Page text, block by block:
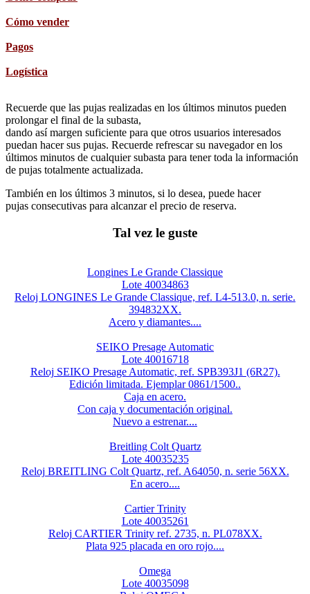
Cómo vender
Pagos
Logística
Recuerde que las pujas realizadas en los últimos minutos pueden
prolongar el final de la subasta,
dando así margen suficiente para que otros usuarios interesados
puedan hacer sus pujas. Recuerde refrescar su navegador en los
últimos minutos de cualquier subasta para tener toda la información
de pujas totalmente actualizada.
También en los últimos 3 minutos, si lo desea, puede hacer
pujas consecutivas para alcanzar el precio de reserva.
Tal vez le guste
Longines Le Grande Classique
Lote 40034863
Reloj LONGINES Le Grande Classique, ref. L4-513.0, n. serie.
394832XX.
Acero y diamantes....
SEIKO Presage Automatic
Lote 40016718
Reloj SEIKO Presage Automatic, ref. SPB393J1 (6R27).
Edición limitada. Ejemplar 0861/1500..
Caja en acero.
Con caja y documentación original.
Nuevo a estrenar....
Breitling Colt Quartz
Lote 40035235
Reloj BREITLING Colt Quartz, ref. A64050, n. serie 56XX.
En acero....
Cartier Trinity
Lote 40035261
Reloj CARTIER Trinity ref. 2735, n. PL078XX.
Plata 925 placada en oro rojo....
Omega
Lote 40035098